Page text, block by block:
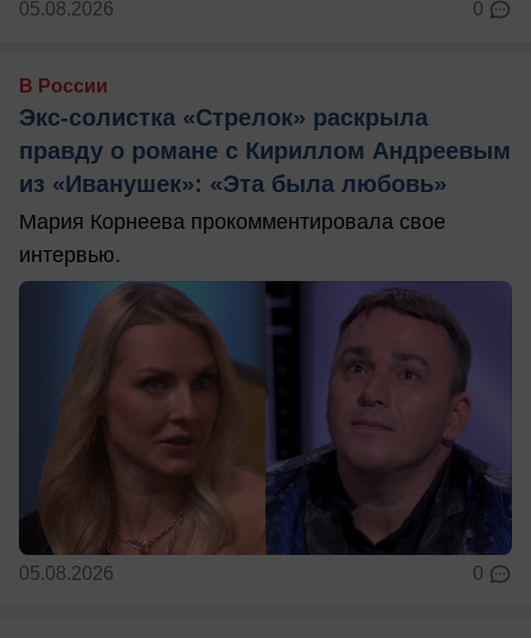
05.08.2026 0
В России
Экс-солистка «Стрелок» раскрыла
правду о романе с Кириллом Андреевым
из «Иванушек»: «Эта была любовь»
Мария Корнеева прокомментировала свое
интервью.
05.08.2026 0